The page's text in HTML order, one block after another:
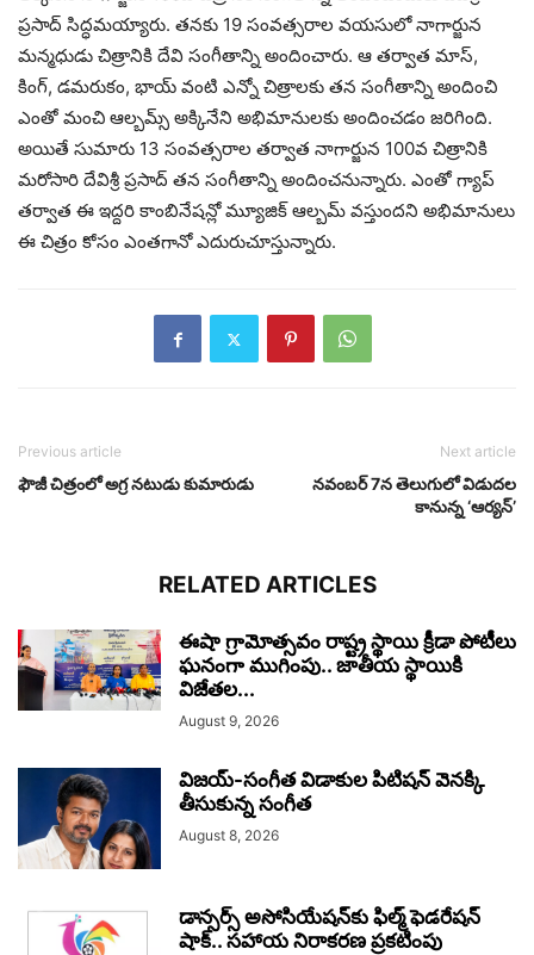
ప్రసాద్ సిద్ధమయ్యారు. తనకు 19 సంవత్సరాల వయసులో నాగార్జున
మన్మధుడు చిత్రానికి దేవి సంగీతాన్ని అందించారు. ఆ తర్వాత మాస్,
కింగ్, డమరుకం, భాయ్ వంటి ఎన్నో చిత్రాలకు తన సంగీతాన్ని అందించి
ఎంతో మంచి ఆల్బమ్స్ అక్కినేని అభిమానులకు అందించడం జరిగింది.
అయితే సుమారు 13 సంవత్సరాల తర్వాత నాగార్జున 100వ చిత్రానికి
మరోసారి దేవిశ్రీ ప్రసాద్ తన సంగీతాన్ని అందించనున్నారు. ఎంతో గ్యాప్
తర్వాత ఈ ఇద్దరి కాంబినేషన్లో మ్యూజిక్ ఆల్బమ్ వస్తుందని అభిమానులు
ఈ చిత్రం కోసం ఎంతగానో ఎదురుచూస్తున్నారు.
Previous article
ఫౌజీ చిత్రంలో అగ్ర నటుడు కుమారుడు
Next article
నవంబర్ 7న తెలుగులో విడుదల
కానున్న ‘ఆర్యన్’
RELATED ARTICLES
ఈషా గ్రామోత్సవం రాష్ట్ర స్థాయి క్రీడా పోటీలు
ఘనంగా ముగింపు.. జాతీయ స్థాయికి
విజేతల...
August 9, 2026
విజయ్-సంగీత విడాకుల పిటిషన్ వెనక్కి
తీసుకున్న సంగీత
August 8, 2026
డాన్సర్స్ అసోసియేషన్‌కు ఫిల్మ్ ఫెడరేషన్
షాక్.. సహాయ నిరాకరణ ప్రకటింపు